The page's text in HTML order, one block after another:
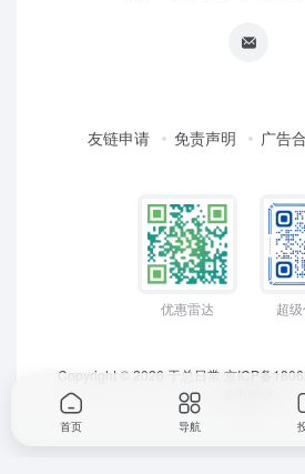
友链申请 免责声明 广告
优惠雷达 超
Copyright © 2026 于总日常 京ICP备
首页 导航